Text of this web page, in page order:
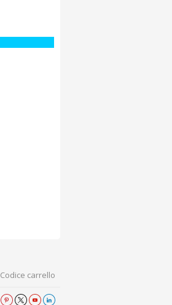
Codice carrello